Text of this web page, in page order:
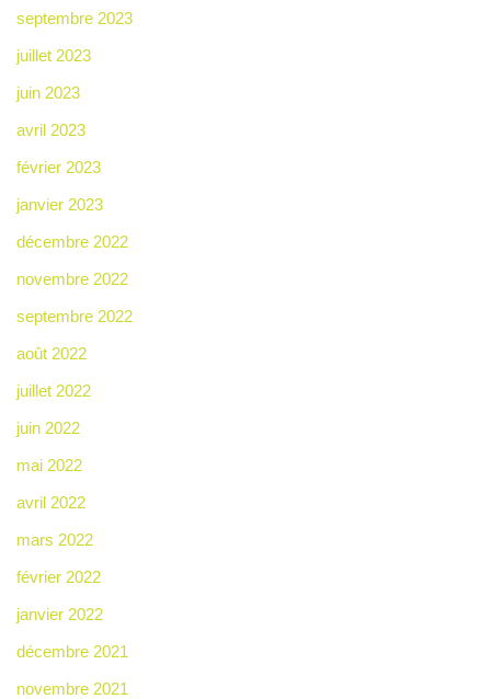
septembre 2023
juillet 2023
juin 2023
avril 2023
février 2023
janvier 2023
décembre 2022
novembre 2022
septembre 2022
août 2022
juillet 2022
juin 2022
mai 2022
avril 2022
mars 2022
février 2022
janvier 2022
décembre 2021
novembre 2021